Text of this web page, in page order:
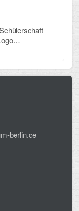
berlin.de